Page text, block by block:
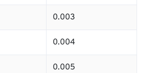
0.003
0.004
0.005